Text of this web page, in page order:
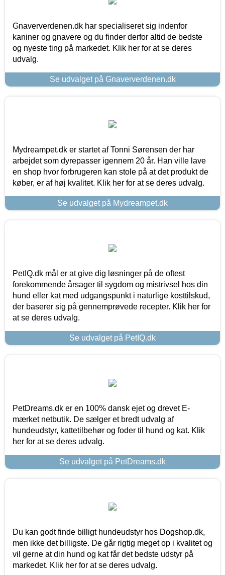
Gnaververdenen.dk har specialiseret sig indenfor
kaniner og gnavere og du finder derfor altid de bedste
og nyeste ting på markedet. Klik her for at se deres
udvalg.
Se udvalget på Gnaververdenen.dk
Mydreampet.dk er startet af Tonni Sørensen der har
arbejdet som dyrepasser igennem 20 år. Han ville lave
en shop hvor forbrugeren kan stole på at det produkt de
køber, er af høj kvalitet. Klik her for at se deres udvalg.
Se udvalget på Mydreampet.dk
PetIQ.dk mål er at give dig løsninger på de oftest
forekommende årsager til sygdom og mistrivsel hos din
hund eller kat med udgangspunkt i naturlige kosttilskud,
der baserer sig på gennemprøvede recepter. Klik her for
at se deres udvalg.
Se udvalget på PetIQ.dk
PetDreams.dk er en 100% dansk ejet og drevet E-
mærket netbutik. De sælger et bredt udvalg af
hundeudstyr, kattetilbehør og foder til hund og kat. Klik
her for at se deres udvalg.
Se udvalget på PetDreams.dk
Du kan godt finde billigt hundeudstyr hos Dogshop.dk,
men ikke det billigste. De går rigtig meget op i kvalitet og
vil gerne at din hund og kat får det bedste udstyr på
markedet. Klik her for at se deres udvalg.